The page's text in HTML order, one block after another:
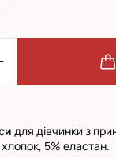
для дівчинки з
5% еластан.